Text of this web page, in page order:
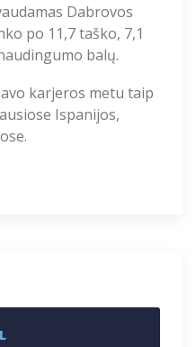
Dabrovos
po 11,7taško, 7,1
balų.
karjeros metu taip
Ispanijos,
.